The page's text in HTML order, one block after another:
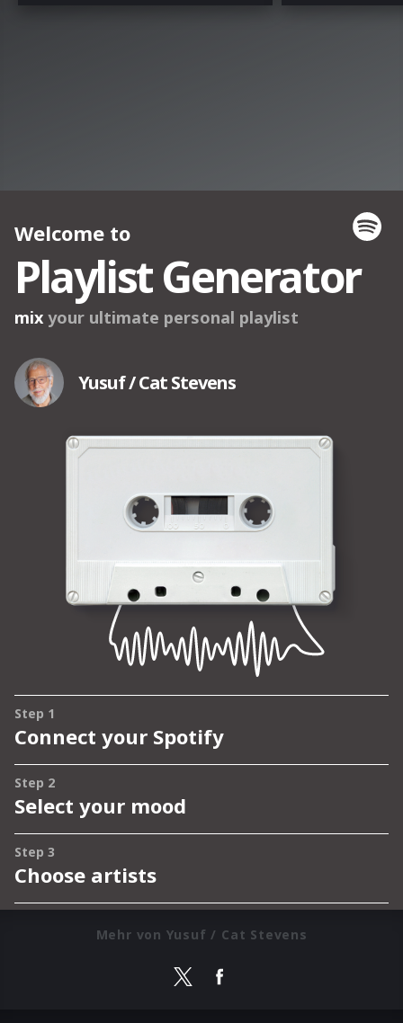
Mehr von Yusuf / Cat Stevens